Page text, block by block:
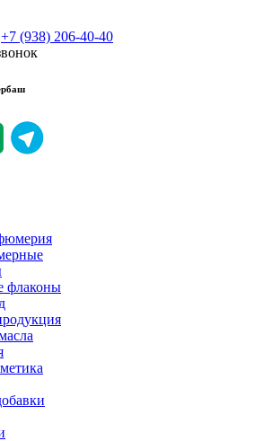
+7 (938) 206-40-40
флаконы